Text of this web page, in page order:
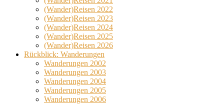
(Wander)Reisen 2022
(Wander)Reisen 2023
(Wander)Reisen 2024
(Wander)Reisen 2025
(Wander)Reisen 2026
Rückblick: Wanderungen
Wanderungen 2002
Wanderungen 2003
Wanderungen 2004
Wanderungen 2005
Wanderungen 2006